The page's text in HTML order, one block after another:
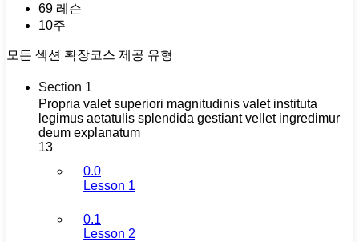
69 레슨
10주
모든 섹션 확장코스 제공 유형
Section 1
Propria valet superiori magnitudinis valet instituta
legimus aetatulis splendida gestiant vellet ingredimur
deum explanatum
13
0.0
Lesson 1
0.1
Lesson 2